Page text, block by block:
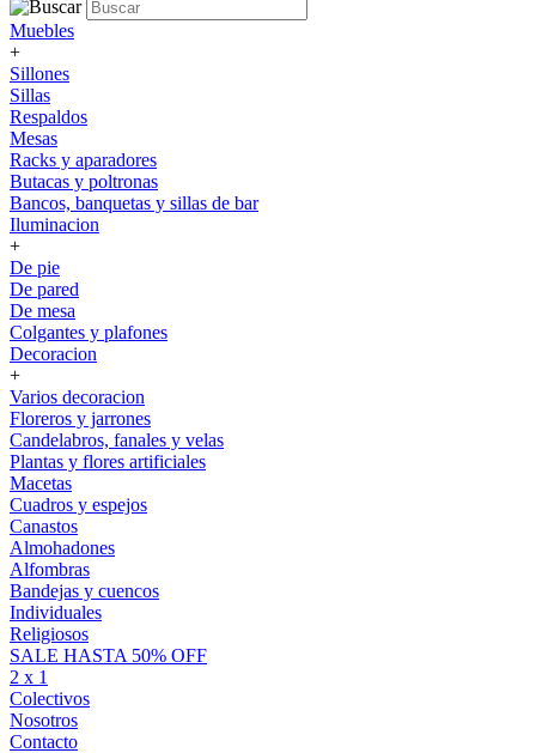
Muebles
+
Sillones
Sillas
Respaldos
Mesas
Racks y aparadores
Butacas y poltronas
Bancos, banquetas y sillas de bar
Iluminacion
+
De pie
De pared
De mesa
Colgantes y plafones
Decoracion
+
Varios decoracion
Floreros y jarrones
Candelabros, fanales y velas
Plantas y flores artificiales
Macetas
Cuadros y espejos
Canastos
Almohadones
Alfombras
Bandejas y cuencos
Individuales
Religiosos
SALE HASTA 50% OFF
2 x 1
Colectivos
Nosotros
Contacto